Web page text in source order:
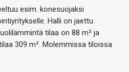
esim. konesuojaksi
Halli on jaettu
tilaa on 88 m² ja
309 m². Molemmissa tiloissa